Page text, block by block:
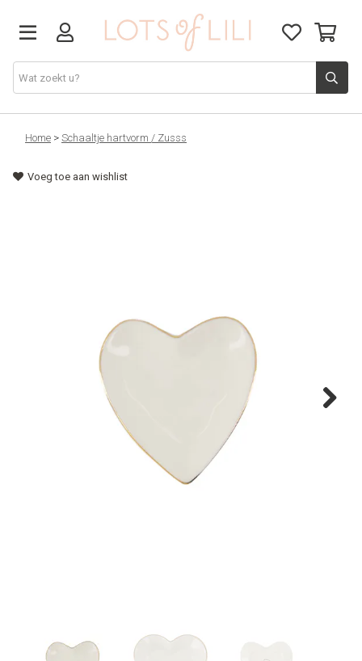
VADERDAG
SOLDEN
JUF/MEESTER
Home > Schaaltje hartvorm / Zusss
Voeg toe aan wishlist